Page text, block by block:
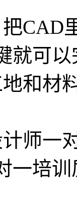
CAD
就可
和材
师一
一培